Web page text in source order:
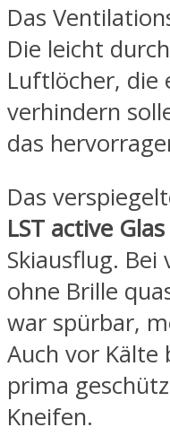
Das
Die leicht
Luftlöcher, die
verhindern
das
Das
LST active Glas
Skiausflug. Bei
ohne Brille
war spürbar,
Auch vor Kälte
prima
Kneifen.